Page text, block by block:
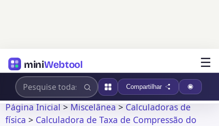
miniWebtool ☰
Compartilhar
Página Inicial>Miscelânea>Calculadoras de
física > Calculadora de Taxa de Compressão do